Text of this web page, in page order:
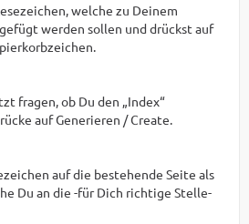
welche zu Deinem
werden sollen und drückst auf
fragen, ob Du den „Index“
auf Generieren / Create.
auf die bestehende Seite als
Du an die -für Dich richtige Stelle-